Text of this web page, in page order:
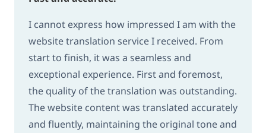
I cannot express how impressed I am with the
website translation service I received. From
start to finish, it was a seamless and
exceptional experience. First and foremost,
the quality of the translation was outstanding.
The website content was translated accurately
and fluently, maintaining the original tone and